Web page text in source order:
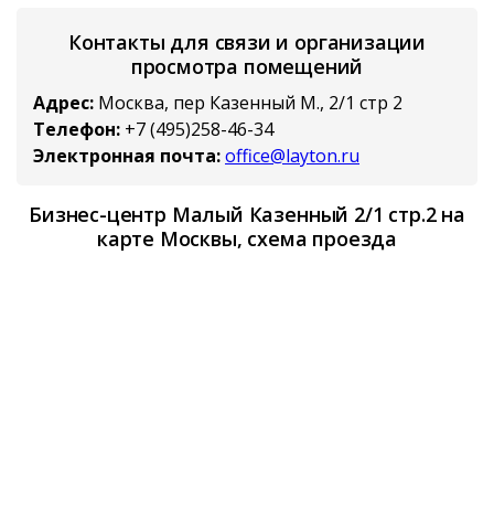
Контакты для связи и организации
просмотра помещений
Адрес: Москва, пер Казенный М., 2/1 стр 2
Телефон: +7 (495)258-46-34
Электронная почта:office@layton.ru
Бизнес-центр Малый Казенный 2/1 стр.2 на
карте Москвы, схема проезда